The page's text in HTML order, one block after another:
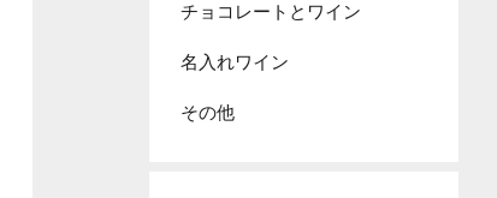
チョコレートとワイン
名入れワイン
その他